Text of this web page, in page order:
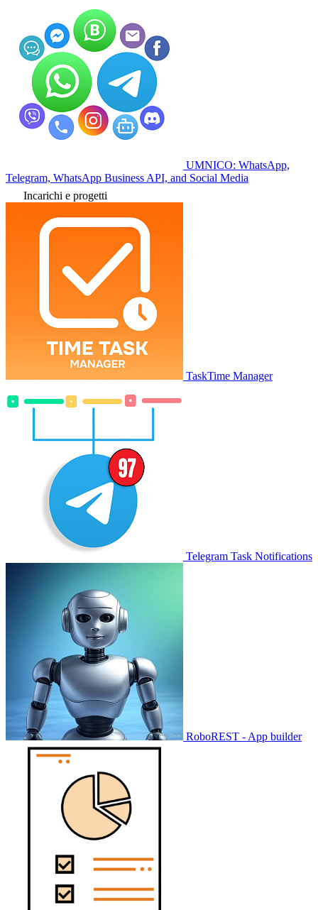
UMNICO: WhatsApp,
Telegram, WhatsApp Business API, and Social Media
Incarichi e progetti
TaskTime Manager
Telegram Task Notifications
RoboREST - App builder